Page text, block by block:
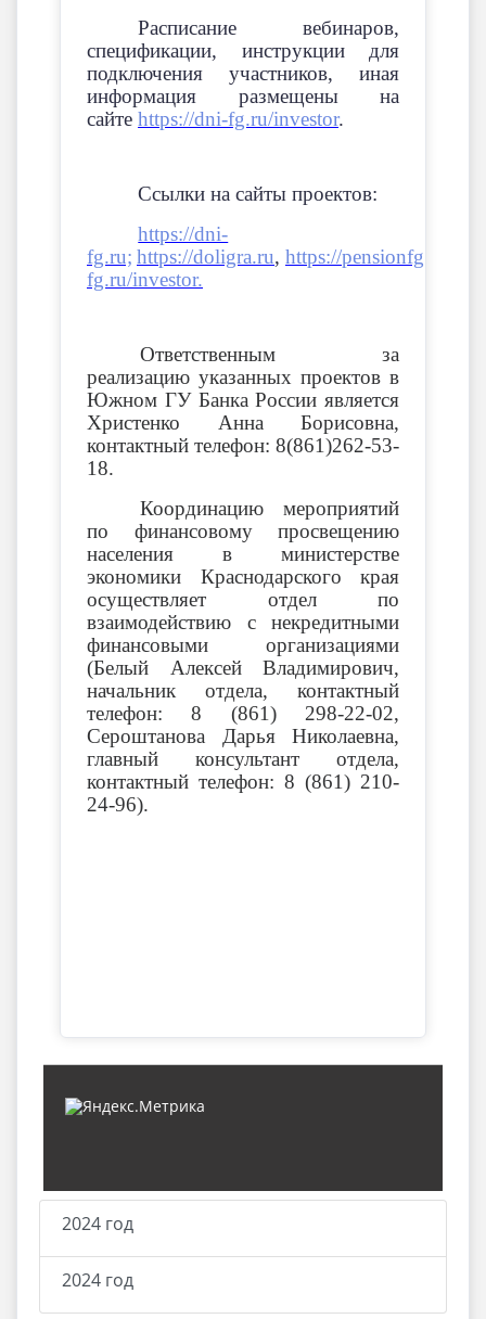
Расписание вебинаров,
спецификации, инструкции для
подключения участников, иная
информация размещены на
сайте https://dni-fg.ru/investor.
Ссылки на сайты проектов:
https://dni-
fg.ru; https://doligra.ru, https://pensionfg.ru
fg.ru/investor.
Ответственным за
реализацию указанных проектов в
Южном ГУ Банка России является
Христенко Анна Борисовна,
контактный телефон: 8(861)262-53-
18.
Координацию мероприятий
по финансовому просвещению
населения в министерстве
экономики Краснодарского края
осуществляет отдел по
взаимодействию с некредитными
финансовыми организациями
(Белый Алексей Владимирович,
начальник отдела, контактный
телефон: 8 (861) 298-22-02,
Сероштанова Дарья Николаевна,
главный консультант отдела,
контактный телефон: 8 (861) 210-
24-96).
2024 год
2024 год